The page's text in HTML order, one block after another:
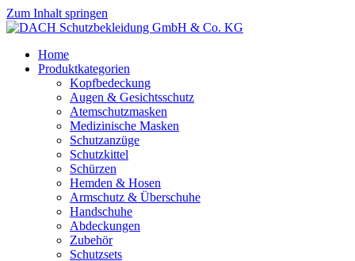
Zum Inhalt springen
Home
Produktkategorien
Kopfbedeckung
Augen & Gesichtsschutz
Atemschutzmasken
Medizinische Masken
Schutzanzüge
Schutzkittel
Schürzen
Hemden & Hosen
Armschutz & Überschuhe
Handschuhe
Abdeckungen
Zubehör
Schutzsets